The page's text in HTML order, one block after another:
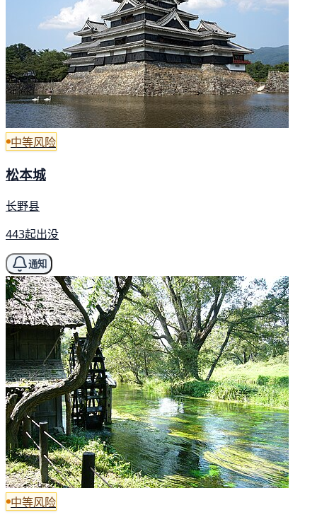
中等风险
松本城
长野县
443起出没
通知
中等风险